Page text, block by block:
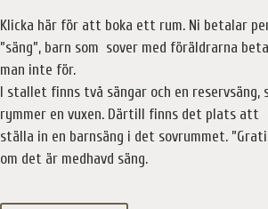
Klicka här för att boka ett rum. Ni betalar
”säng”, barn som sover med föräldrarna
man inte för.
I stallet finns två sängar och en reservsäng,
rymmer en vuxen. Därtill finns det plats att
ställa in en barnsäng i det sovrummet.
om det är medhavd säng.